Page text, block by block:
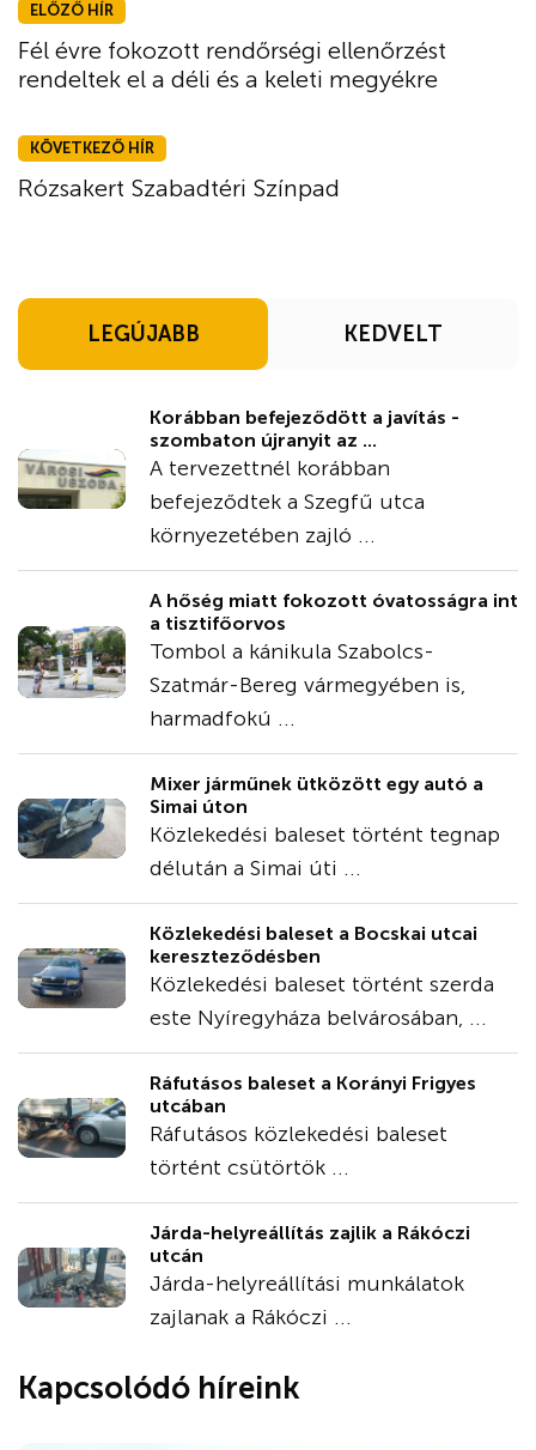
ELŐZŐ HÍR
Fél évre fokozott rendőrségi ellenőrzést
rendeltek el a déli és a keleti megyékre
KÖVETKEZŐ HÍR
Rózsakert Szabadtéri Színpad
LEGÚJABB KEDVELT
Korábban befejeződött a javítás -
szombaton újranyit az ...
A tervezettnél korábban
befejeződtek a Szegfű utca
környezetében zajló ...
A hőség miatt fokozott óvatosságra int
a tisztifőorvos
Tombol a kánikula Szabolcs-
Szatmár-Bereg vármegyében is,
harmadfokú ...
Mixer járműnek ütközött egy autó a
Simai úton
Közlekedési baleset történt tegnap
délután a Simai úti ...
Közlekedési baleset a Bocskai utcai
kereszteződésben
Közlekedési baleset történt szerda
este Nyíregyháza belvárosában, ...
Ráfutásos baleset a Korányi Frigyes
utcában
Ráfutásos közlekedési baleset
történt csütörtök ...
Járda-helyreállítás zajlik a Rákóczi
utcán
Járda-helyreállítási munkálatok
zajlanak a Rákóczi ...
Kapcsolódó híreink